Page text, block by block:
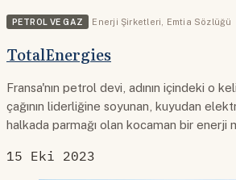
PETROL VE GAZ Enerji Şirketleri Emtia Sözlüğü
TotalEnergies
Fransa'nın petrol devi, adının içindeki o
çağının liderliğine soyunan, kuyudan
halkada parmağı olan kocaman bir enerji
15 Eki 2023